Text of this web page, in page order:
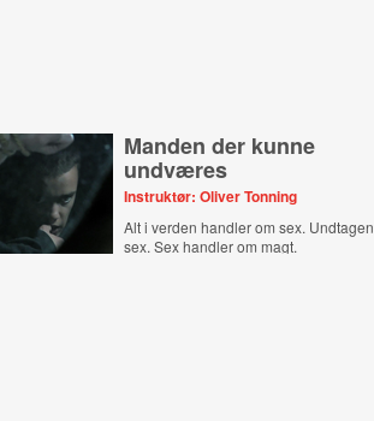
Manden der kunne
undværes
Instruktør: Oliver Tonning
Alt i verden handler om sex. Undtagen
sex. Sex handler om magt.